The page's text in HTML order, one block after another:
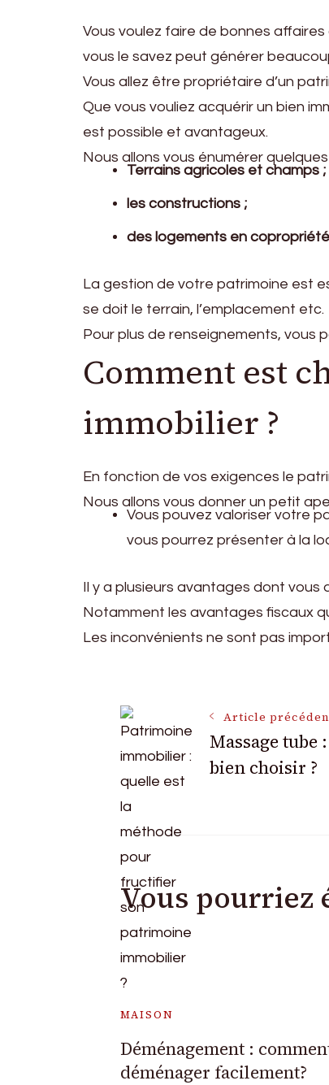
Vous voulez faire de bonnes affaires
vous le savez peut générer
Vous allez être propriétaire d’un
Que vous vouliez acquérir un bien
est possible et avantageux.
Nous allons vous énumérer
Terrains agricoles et champs ;
les constructions ;
des logements en
La gestion de votre patrimoine est
se doit le terrain, l’emplacement etc.
Pour plus de renseignements, vous
Comment est
immobilier ?
En fonction de vos exigences le
Nous allons vous donner un petit
Vous pouvez valoriser votre
vous pourrez présenter à la
Il y a plusieurs avantages dont vous
Notamment les avantages fiscaux
Les inconvénients ne sont pas
Navigation
des
articles
Article
Massage tube
bien choisir ?
Vous pourriez
MAISON
Déménagement :
déménager facilement?